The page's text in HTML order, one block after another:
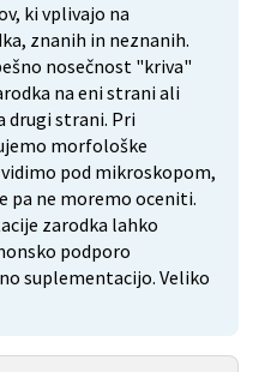
ki vplivajo na
znanih in neznanih.
nosečnost "kriva"
na eni strani ali
drugi strani. Pri
morfološke
pod mikroskopom,
pa ne moremo oceniti.
zarodka lahko
podporo
suplementacijo. Veliko